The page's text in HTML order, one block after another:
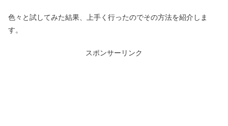
色々と試してみた結果、上手く行ったのでその方法を紹介しま
す。
スポンサーリンク